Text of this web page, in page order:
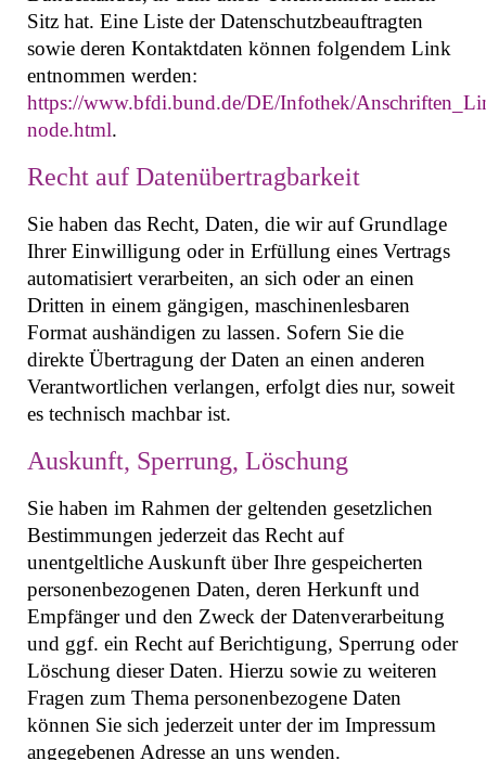
Sitz hat. Eine Liste der Datenschutzbeauftragten
sowie deren Kontaktdaten können folgendem Link
entnommen werden:
https://www.bfdi.bund.de/DE/Infothek/
node.html.
Recht auf Datenübertragbarkeit
Sie haben das Recht, Daten, die wir auf Grundlage
Ihrer Einwilligung oder in Erfüllung eines Vertrags
automatisiert verarbeiten, an sich oder an einen
Dritten in einem gängigen, maschinenlesbaren
Format aushändigen zu lassen. Sofern Sie die
direkte Übertragung der Daten an einen anderen
Verantwortlichen verlangen, erfolgt dies nur, soweit
es technisch machbar ist.
Auskunft, Sperrung, Löschung
Sie haben im Rahmen der geltenden gesetzlichen
Bestimmungen jederzeit das Recht auf
unentgeltliche Auskunft über Ihre gespeicherten
personenbezogenen Daten, deren Herkunft und
Empfänger und den Zweck der Datenverarbeitung
und ggf. ein Recht auf Berichtigung, Sperrung oder
Löschung dieser Daten. Hierzu sowie zu weiteren
Fragen zum Thema personenbezogene Daten
können Sie sich jederzeit unter der im Impressum
angegebenen Adresse an uns wenden.